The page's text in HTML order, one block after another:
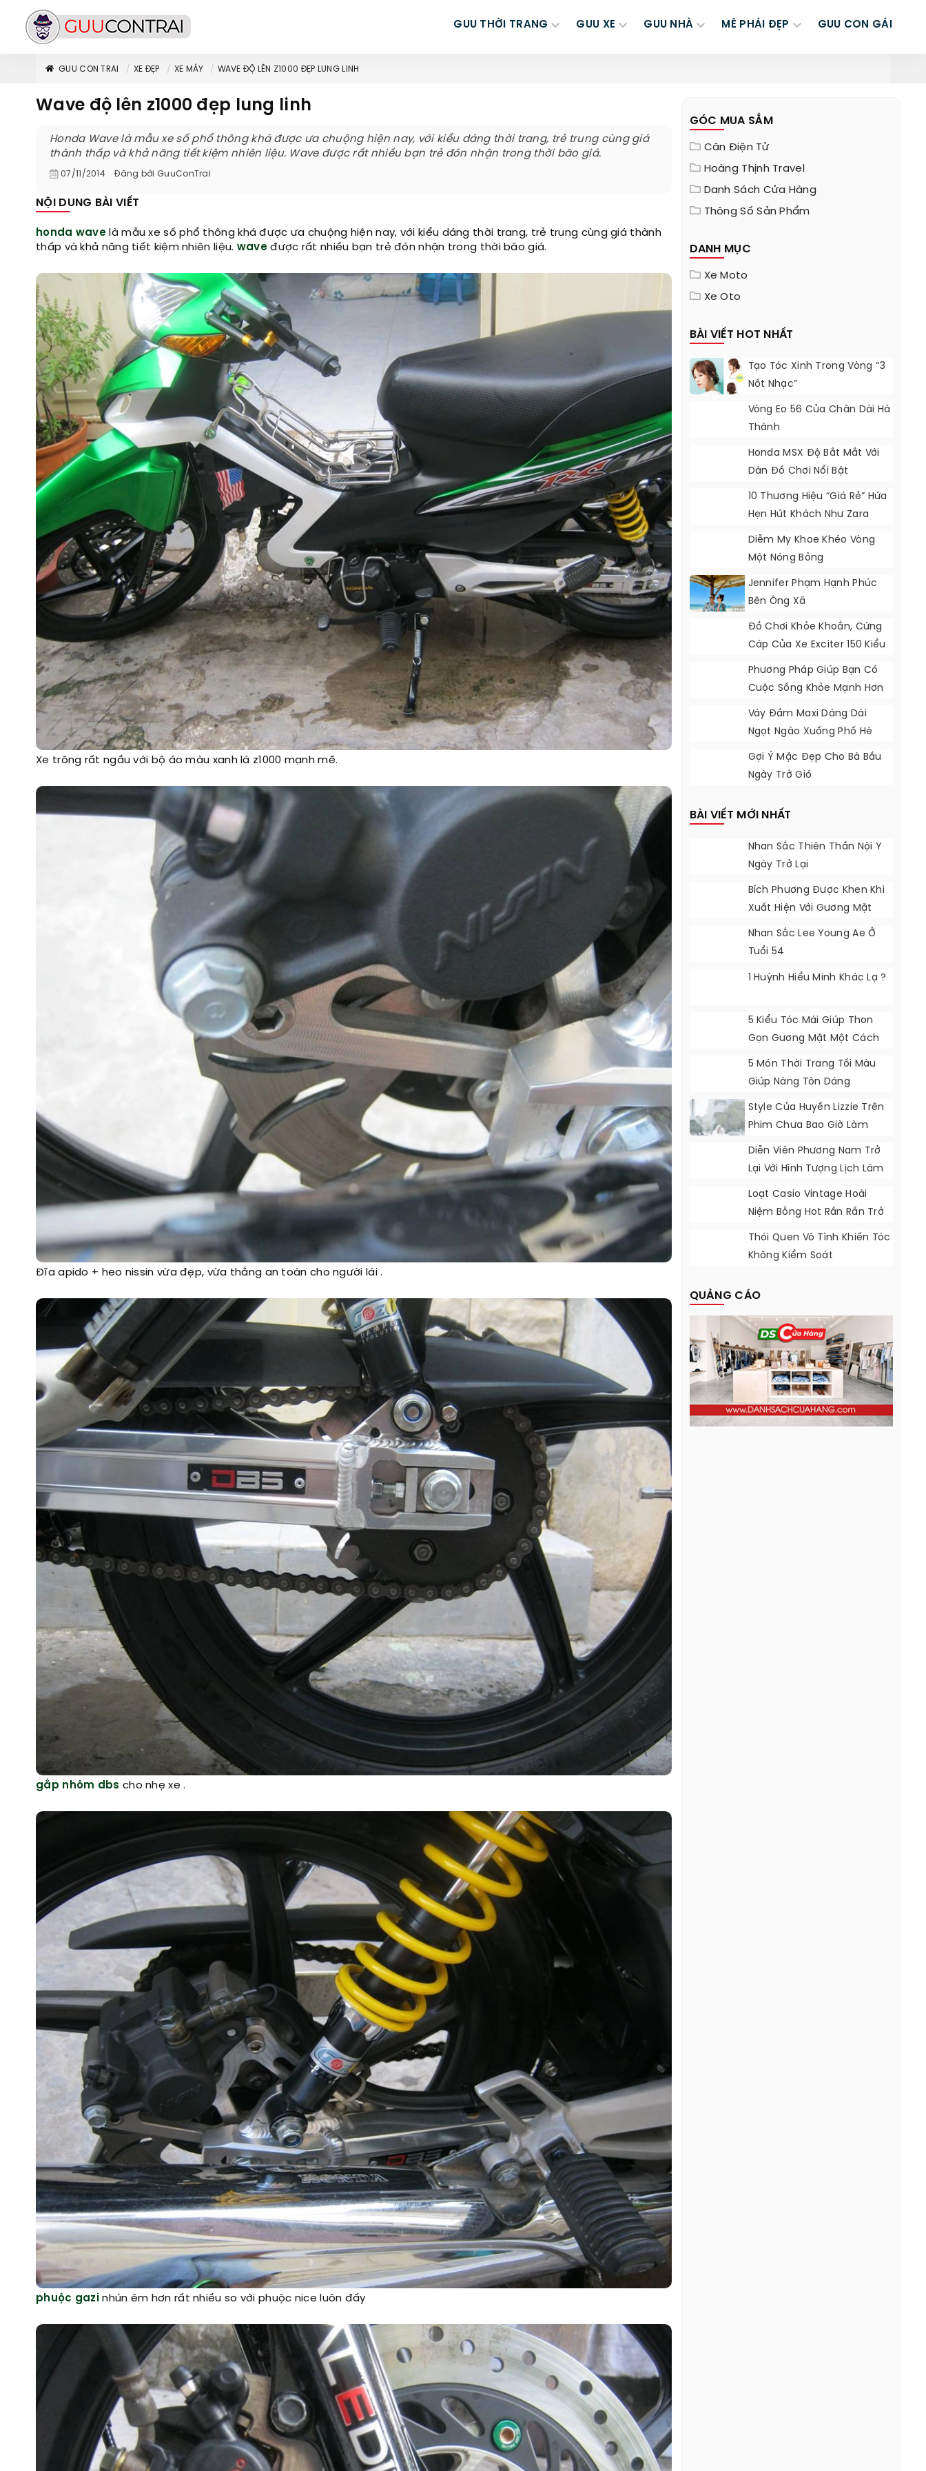
GUU THỜI TRANG GUU XE GUU NHÀ MÊ PHÁI ĐẸP GUU CON GÁI
GUU CON TRAI XE ĐẸP XE MÁY WAVE ĐỘ LÊN Z1000 ĐẸP LUNG LINH
Wave độ lên z1000 đẹp lung linh
Honda Wave là mẫu xe số phổ thông khá được ưa chuộng hiện nay, với kiểu dáng thời trang, trẻ trung cùng giá
thành thấp và khả năng tiết kiệm nhiên liệu. Wave được rất nhiều bạn trẻ đón nhận trong thời bão giá.
07/11/2014 Đăng bởi GuuConTrai
NỘI DUNG BÀI VIẾT
honda wave là mẫu xe số phổ thông khá được ưa chuộng hiện nay, với kiểu dáng thời trang, trẻ trung cùng giá thành
thấp và khả năng tiết kiệm nhiên liệu. waveđược rất nhiều bạn trẻ đón nhận trong thời bão giá.
Xe trông rất ngầu với bộ áo màu xanh lá z1000 mạnh mẽ.
Đĩa apido + heo nissin vừa đẹp, vừa thắng an toàn cho người lái .
gắp nhôm dbs cho nhẹ xe .
phuộc gazi nhún êm hơn rất nhiều so với phuộc nice luôn đấy
GÓC MUA SẮM
Cân Điện Tử
Hoàng Thịnh Travel
Danh Sách Cửa Hàng
Thông Số Sản Phẩm
DANH MỤC
Xe Moto
Xe Oto
BÀI VIẾT HOT NHẤT
Tạo Tóc Xinh Trong Vòng “3
Nốt Nhạc”
Vòng Eo 56 Của Chân Dài Hà
Thành
Honda MSX Độ Bắt Mắt Với
Dàn Đồ Chơi Nổi Bật
10 Thương Hiệu “giá Rẻ” Hứa
Hẹn Hút Khách Như Zara
Diễm My Khoe Khéo Vòng
Một Nóng Bỏng
Jennifer Phạm Hạnh Phúc
Bên Ông Xã
Đồ Chơi Khỏe Khoắn, Cứng
Cáp Của Xe Exciter 150 Kiểu
Indonesia
Phương Pháp Giúp Bạn Có
Cuộc Sống Khỏe Mạnh Hơn
Váy Đầm Maxi Dáng Dài
Ngọt Ngào Xuống Phố Hè
2017
Gợi Ý Mặc Đẹp Cho Bà Bầu
Ngày Trở Gió
BÀI VIẾT MỚI NHẤT
Nhan Sắc Thiên Thần Nội Y
Ngày Trở Lại
Bích Phương Được Khen Khi
Xuất Hiện Với Gương Mặt
Khác Lạ
Nhan Sắc Lee Young Ae Ở
Tuổi 54
1 Huỳnh Hiểu Minh Khác Lạ ?
5 Kiểu Tóc Mái Giúp Thon
Gọn Gương Mặt Một Cách
Tự Nhiên
5 Món Thời Trang Tối Màu
Giúp Nàng Tôn Dáng
Style Của Huyền Lizzie Trên
Phim Chưa Bao Giờ Làm
Khán Giả Thất Vọng
Diễn Viên Phương Nam Trở
Lại Với Hình Tượng Lịch Lãm
Loạt Casio Vintage Hoài
Niệm Bỗng Hot Rần Rần Trở
Lại
Thói Quen Vô Tình Khiến Tóc
Không Kiểm Soát
QUẢNG CÁO